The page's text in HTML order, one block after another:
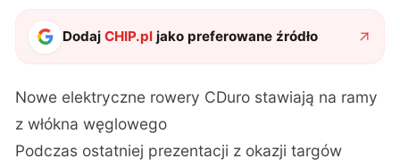
DodajCHIP.pl jako preferowane źródło
Nowe elektryczne rowery CDuro stawiają na ramy
z włókna węglowego
Podczas ostatniej prezentacji z okazji targów